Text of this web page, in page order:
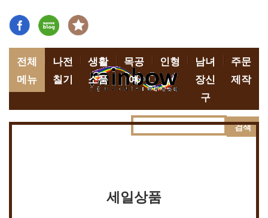
검색
전체
메뉴
나전
칠기
생활
소품
목공
예
인형
남녀
장신
구
주문
제작
세일상품